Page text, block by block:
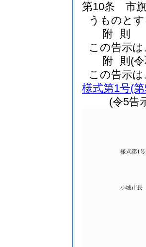
第10条
市
うものと
附 則
この告示
附 則 (
この告示
様式第1号(
(令5告